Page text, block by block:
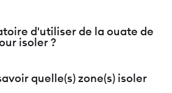
d'utiliser de la ouate de
isoler ?
quelle(s) zone(s) isoler